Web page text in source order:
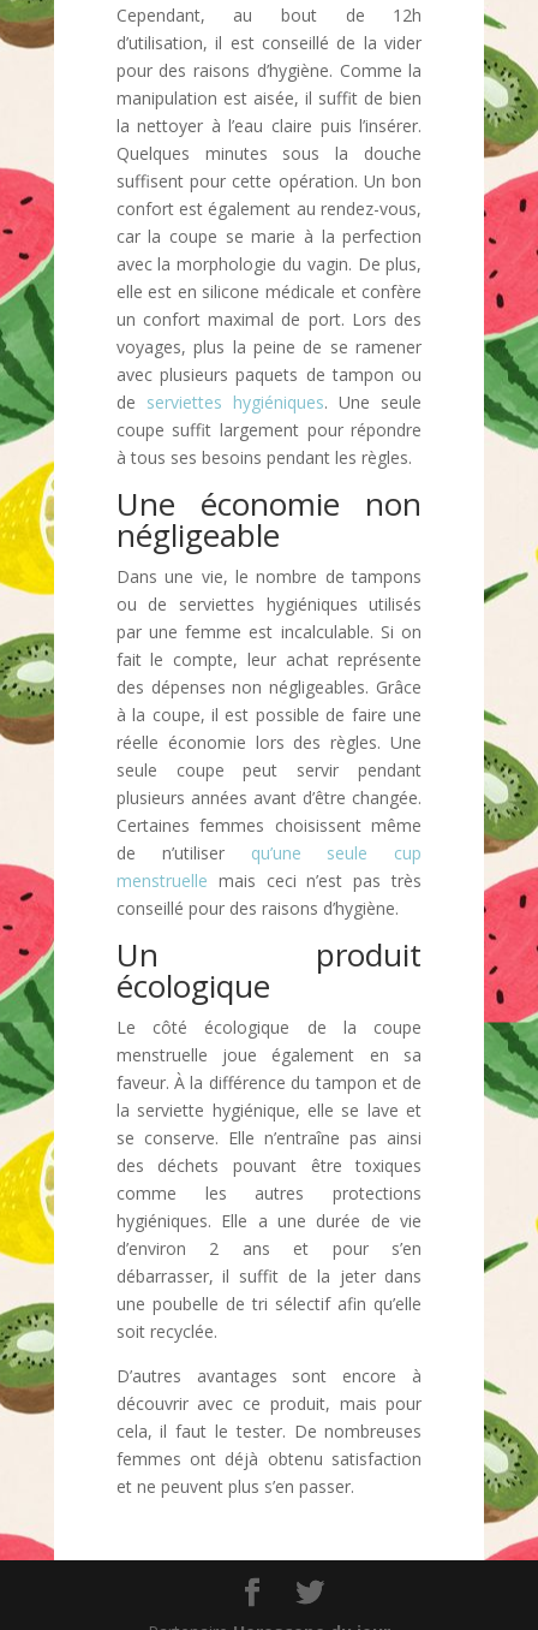
Cependant, au bout de 12h
d’utilisation, il est conseillé de la vider
pour des raisons d’hygiène. Comme la
manipulation est aisée, il suffit de bien
la nettoyer à l’eau claire puis l’insérer.
Quelques minutes sous la douche
suffisent pour cette opération. Un bon
confort est également au rendez-vous,
car la coupe se marie à la perfection
avec la morphologie du vagin. De plus,
elle est en silicone médicale et confère
un confort maximal de port. Lors des
voyages, plus la peine de se ramener
avec plusieurs paquets de tampon ou
de serviettes hygiéniques. Une seule
coupe suffit largement pour répondre
à tous ses besoins pendant les règles.
Une économie non
négligeable
Dans une vie, le nombre de tampons
ou de serviettes hygiéniques utilisés
par une femme est incalculable. Si on
fait le compte, leur achat représente
des dépenses non négligeables. Grâce
à la coupe, il est possible de faire une
réelle économie lors des règles. Une
seule coupe peut servir pendant
plusieurs années avant d’être changée.
Certaines femmes choisissent même
de n’utiliser qu’une seule cup
menstruelle mais ceci n’est pas très
conseillé pour des raisons d’hygiène.
Un produit
écologique
Le côté écologique de la coupe
menstruelle joue également en sa
faveur. À la différence du tampon et de
la serviette hygiénique, elle se lave et
se conserve. Elle n’entraîne pas ainsi
des déchets pouvant être toxiques
comme les autres protections
hygiéniques. Elle a une durée de vie
d’environ 2 ans et pour s’en
débarrasser, il suffit de la jeter dans
une poubelle de tri sélectif afin qu’elle
soit recyclée.
D’autres avantages sont encore à
découvrir avec ce produit, mais pour
cela, il faut le tester. De nombreuses
femmes ont déjà obtenu satisfaction
et ne peuvent plus s’en passer.